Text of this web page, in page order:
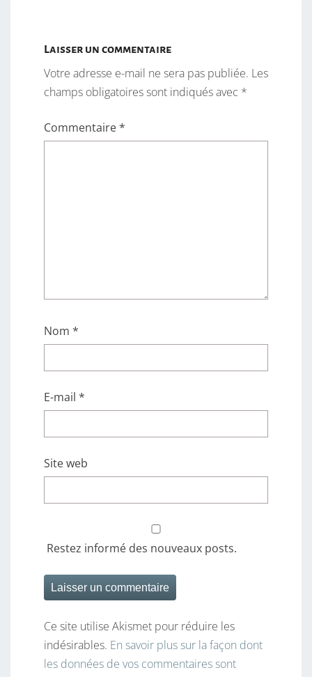
Laisser un commentaire
Votre adresse e-mail ne sera pas publiée. Les
champs obligatoires sont indiqués avec *
Commentaire*
Nom *
E-mail *
Site web
Restez informé des nouveaux posts.
Ce site utilise Akismet pour réduire les
indésirables. En savoir plus sur la façon dont
les données de vos commentaires sont